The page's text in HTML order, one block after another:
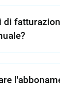
di